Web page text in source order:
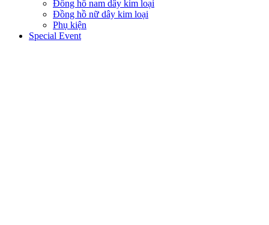
Đồng hồ nam dây kim loại
Đồng hồ nữ dây kim loại
Phụ kiện
Special Event